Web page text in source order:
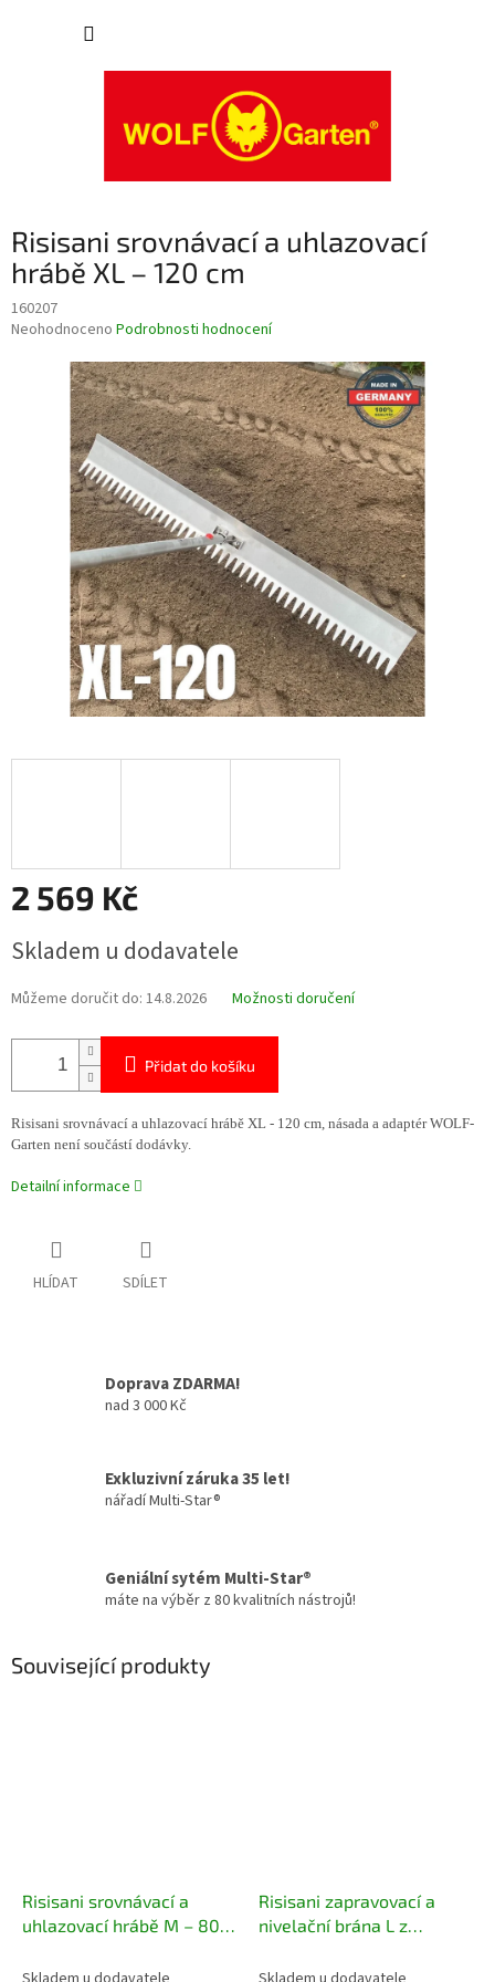
Risisani srovnávací a uhlazovací
hrábě XL – 120 cm
160207
Průměrné
produktu
hvězdiček.
Neohodnoceno Podrobnosti hodnocení
2 569 Kč
cena:
Skladem u dodavatele
Můžeme doručit do: 14.8.2026 Možnosti doručení
Přidat do košíku
Risisani srovnávací a uhlazovací hrábě XL - 120 cm, násada a adaptér WOLF-
Garten není součástí dodávky.
Detailní informace
HLÍDAT SDÍLET
Doprava ZDARMA!
nad 3 000 Kč
Exkluzivní záruka 35 let!
nářadí Multi-Star®
Geniální sytém Multi-Star®
máte na výběr z 80 kvalitních nástrojů!
Související produkty
Risisani srovnávací a
uhlazovací hrábě M – 80
Risisani zapravovací a
nivelační brána L z